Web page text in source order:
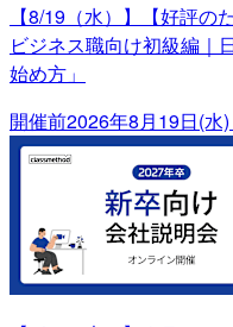
【8/19（水）】【好評
ビジネス職向け初級編｜
始め方」
開催前2026年8月19日(水